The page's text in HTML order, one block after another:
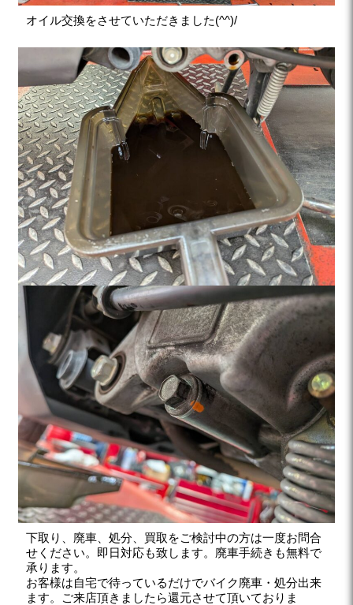
オイル交換をさせていただきました(^^)/
下取り、廃車、処分、買取をご検討中の方は一度お問合
せください。即日対応も致します。廃車手続きも無料で
承ります。
お客様は自宅で待っているだけでバイク廃車・処分出来
ます。ご来店頂きましたら還元させて頂いておりま